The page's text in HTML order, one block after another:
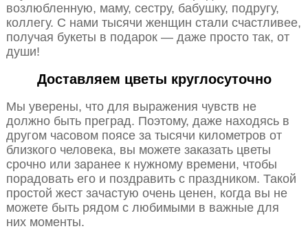
возлюбленную, маму, сестру, бабушку, подругу,
коллегу. С нами тысячи женщин стали счастливее,
получая букеты в подарок — даже просто так, от
души!
Доставляем цветы круглосуточно
Мы уверены, что для выражения чувств не
должно быть преград. Поэтому, даже находясь в
другом часовом поясе за тысячи километров от
близкого человека, вы можете заказать цветы
срочно или заранее к нужному времени, чтобы
порадовать его и поздравить с праздником. Такой
простой жест зачастую очень ценен, когда вы не
можете быть рядом с любимыми в важные для
них моменты.